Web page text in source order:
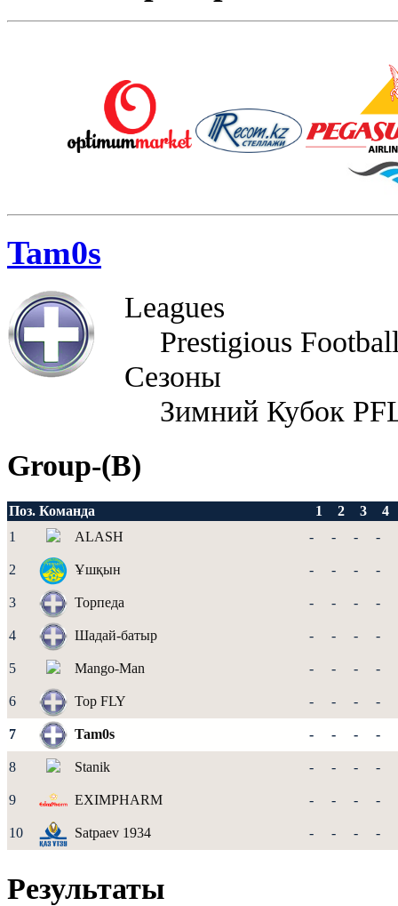
Tam0s
Leagues
Prestigious
Сезоны
Зимний Кубок
Group-(В)
Поз. Команда 1 2 3
4
1
ALASH - - - -
2 Ұшқын - - - -
3 Торпеда - - - -
4 Шадай-батыр - - - -
5 Mango-Man - - - -
6 Top FLY - - - -
7 Tam0s - - - -
8 Stanik - - - -
9 EXIMPHARM - - - -
10 Satpaev 1934 - - - -
Результаты